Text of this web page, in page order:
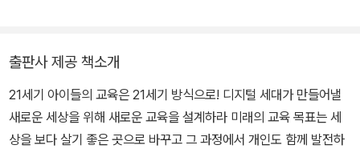
과 가치관을 가졌으며, 최첨단 테크놀로지를 자기 몸처럼 능숙하게
다루는 이 신인류를 어떻게 바라봐야 할지, 이들에게 힘을 실어주기
위해 교사와 부모는 무엇을 해야 할지를 알려주는 최고의 안내서가
될 것이다. https://marcprensky.com
수학』 등이 있다.
출판사 제공 책소개
21세기 아이들의 교육은 21세기 방식으로! 디지털 세대가 만들어낼
새로운 세상을 위해 새로운 교육을 설계하라 미래의 교육 목표는 세
상을 보다 살기 좋은 곳으로 바꾸고 그 과정에서 개인도 함께 발전하